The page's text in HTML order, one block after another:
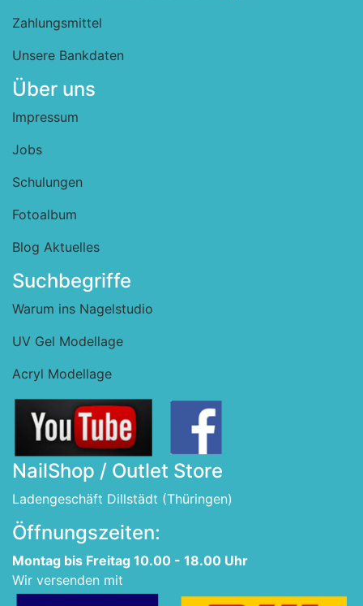
Zahlungsmittel
Unsere Bankdaten
Über uns
Impressum
Jobs
Schulungen
Fotoalbum
Blog Aktuelles
Suchbegriffe
Warum ins Nagelstudio
UV Gel Modellage
Acryl Modellage
NailShop / Outlet Store
Ladengeschäft Dillstädt (Thüringen)
Öffnungszeiten:
Montag bis Freitag 10.00 - 18.00 Uhr
Wir versenden mit